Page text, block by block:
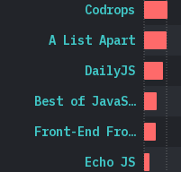
Echo JS
Front-End Fro…
Best of JavaS…
DailyJS
A List Apart
Codrops